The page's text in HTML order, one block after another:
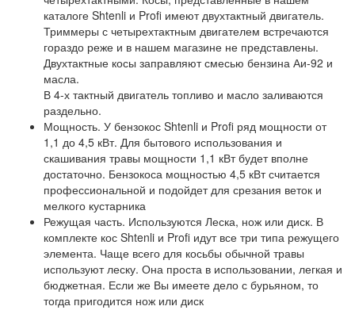
каталоге Shtenli и Profi имеют двухтактный двигатель.
Триммеры с четырехтактным двигателем встречаются
гораздо реже и в нашем магазине не представлены.
Двухтактные косы заправляют смесью бензина Аи-92 и
масла.
В 4-х тактный двигатель топливо и масло заливаются
раздельно.
Мощность. У бензокос Shtenli и Profi ряд мощности от
1,1 до 4,5 кВт. Для бытового использования и
скашивания травы мощности 1,1 кВт будет вполне
достаточно. Бензокоса мощностью 4,5 кВт считается
профессиональной и подойдет для срезания веток и
мелкого кустарника
Режущая часть. Используются Леска, нож или диск. В
комплекте кос Shtenli и Profi идут все три типа режущего
элемента. Чаще всего для косьбы обычной травы
используют леску. Она проста в использовании, легкая и
бюджетная. Если же Вы имеете дело с бурьяном, то
тогда пригодится нож или диск